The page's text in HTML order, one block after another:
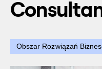
Obszar Rozwiązań